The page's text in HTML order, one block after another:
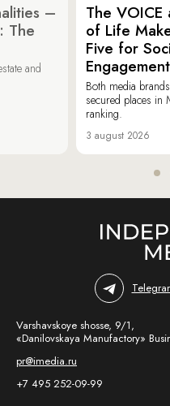
–
The
and
The VOICE
of Life
Five for
Engagement
Both media
secured places in
ranking.
3 august 2026
Varshavskoye shosse, 9/1,
«Danilovskaya Manufactory»
pr@imedia.ru
+7 495 252-09-99